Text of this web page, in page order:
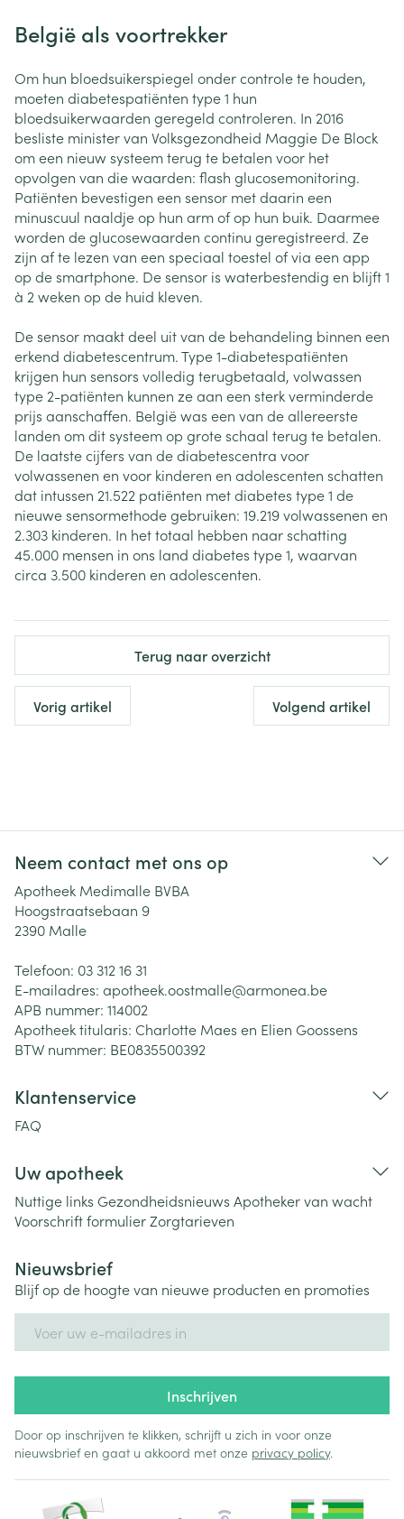
België als voortrekker
Om hun bloedsuikerspiegel onder controle te houden,
moeten diabetespatiënten type 1 hun
bloedsuikerwaarden geregeld controleren. In 2016
besliste minister van Volksgezondheid Maggie De Block
om een nieuw systeem terug te betalen voor het
opvolgen van die waarden: flash glucosemonitoring.
Patiënten bevestigen een sensor met daarin een
minuscuul naaldje op hun arm of op hun buik. Daarmee
worden de glucosewaarden continu geregistreerd. Ze
zijn af te lezen van een speciaal toestel of via een app
op de smartphone. De sensor is waterbestendig en blijft 1
à 2 weken op de huid kleven.
De sensor maakt deel uit van de behandeling binnen een
erkend diabetescentrum. Type 1-diabetespatiënten
krijgen hun sensors volledig terugbetaald, volwassen
type 2-patiënten kunnen ze aan een sterk verminderde
prijs aanschaffen. België was een van de allereerste
landen om dit systeem op grote schaal terug te betalen.
De laatste cijfers van de diabetescentra voor
volwassenen en voor kinderen en adolescenten schatten
dat intussen 21.522 patiënten met diabetes type 1 de
nieuwe sensormethode gebruiken: 19.219 volwassenen en
2.303 kinderen. In het totaal hebben naar schatting
45.000 mensen in ons land diabetes type 1, waarvan
circa 3.500 kinderen en adolescenten.
Terug naar overzicht
Vorig artikel Volgend artikel
Neem contact met ons op
Apotheek Medimalle BVBA
Hoogstraatsebaan 9
2390 Malle
Telefoon: 03 312 16 31
E-mailadres: apotheek.oostmalle@armonea.be
APB nummer: 114002
Apotheek titularis: Charlotte Maes en Elien Goossens
BTW nummer: BE0835500392
Klantenservice
FAQ
Uw apotheek
Nuttige links Gezondheidsnieuws Apotheker van wacht
Voorschrift formulierZorgtarieven
Nieuwsbrief
Blijf op de hoogte van nieuwe producten en promoties
Inschrijven
Door op inschrijven te klikken, schrijft u zich in voor onze
nieuwsbrief en gaat u akkoord met onze privacy policy.